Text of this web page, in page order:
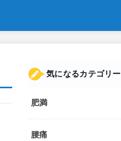
気になるカテゴリー
肥満
腰痛